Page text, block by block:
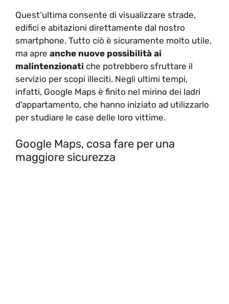
Quest’ultima consente di visualizzare strade,
edifici e abitazioni direttamente dal nostro
smartphone. Tutto ciò è sicuramente molto utile,
ma apre anche nuove possibilità ai
malintenzionati che potrebbero sfruttare il
servizio per scopi illeciti. Negli ultimi tempi,
infatti, Google Maps è finito nel mirino dei ladri
d’appartamento, che hanno iniziato ad utilizzarlo
per studiare le case delle loro vittime.
Google Maps, cosa fare per una
maggiore sicurezza